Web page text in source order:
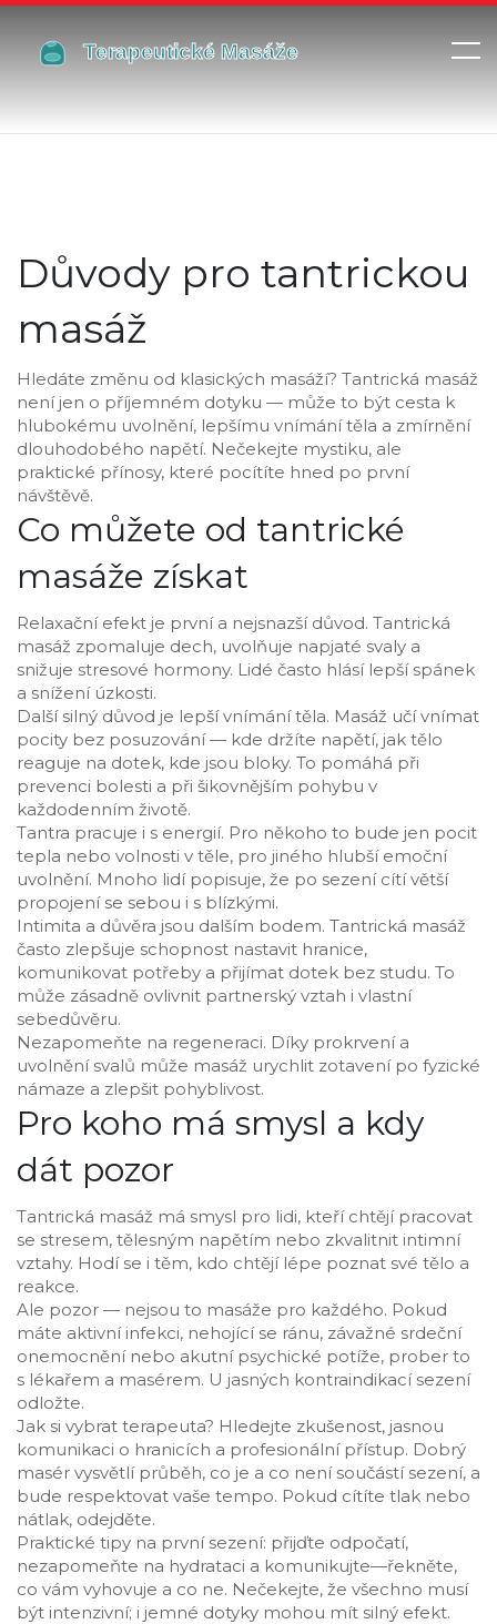
Důvody pro tantrickou
masáž
Hledáte změnu od klasických masáží? Tantrická masáž
není jen o příjemném dotyku — může to být cesta k
hlubokému uvolnění, lepšímu vnímání těla a zmírnění
dlouhodobého napětí. Nečekejte mystiku, ale
praktické přínosy, které pocítíte hned po první
návštěvě.
Co můžete od tantrické
masáže získat
Relaxační efekt je první a nejsnazší důvod. Tantrická
masáž zpomaluje dech, uvolňuje napjaté svaly a
snižuje stresové hormony. Lidé často hlásí lepší spánek
a snížení úzkosti.
Další silný důvod je lepší vnímání těla. Masáž učí vnímat
pocity bez posuzování — kde držíte napětí, jak tělo
reaguje na dotek, kde jsou bloky. To pomáhá při
prevenci bolesti a při šikovnějším pohybu v
každodenním životě.
Tantra pracuje i s energií. Pro někoho to bude jen pocit
tepla nebo volnosti v těle, pro jiného hlubší emoční
uvolnění. Mnoho lidí popisuje, že po sezení cítí větší
propojení se sebou i s blízkými.
Intimita a důvěra jsou dalším bodem. Tantrická masáž
často zlepšuje schopnost nastavit hranice,
komunikovat potřeby a přijímat dotek bez studu. To
může zásadně ovlivnit partnerský vztah i vlastní
sebedůvěru.
Nezapomeňte na regeneraci. Díky prokrvení a
uvolnění svalů může masáž urychlit zotavení po fyzické
námaze a zlepšit pohyblivost.
Pro koho má smysl a kdy
dát pozor
Tantrická masáž má smysl pro lidi, kteří chtějí pracovat
se stresem, tělesným napětím nebo zkvalitnit intimní
vztahy. Hodí se i těm, kdo chtějí lépe poznat své tělo a
reakce.
Ale pozor — nejsou to masáže pro každého. Pokud
máte aktivní infekci, nehojící se ránu, závažné srdeční
onemocnění nebo akutní psychické potíže, prober to
s lékařem a masérem. U jasných kontraindikací sezení
odložte.
Jak si vybrat terapeuta? Hledejte zkušenost, jasnou
komunikaci o hranicích a profesionální přístup. Dobrý
masér vysvětlí průběh, co je a co není součástí sezení, a
bude respektovat vaše tempo. Pokud cítíte tlak nebo
nátlak, odejděte.
Praktické tipy na první sezení: přijďte odpočatí,
nezapomeňte na hydrataci a komunikujte—řekněte,
co vám vyhovuje a co ne. Nečekejte, že všechno musí
být intenzivní; i jemné dotyky mohou mít silný efekt.